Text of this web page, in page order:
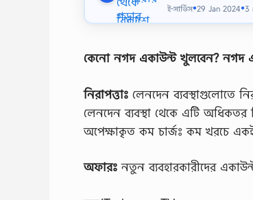
ই-সার্ভিস●29 Jan 2024●3
কেনো নগদ একাউন্ট খুলবেন?নগদ
নিরাপত্তাঃ লেনদেন ব্যবস্থাগুলোতে
লেনদেন ব্যবস্থা থেকে এটি অধিকতর
অপেক্ষাকৃত কম চার্জঃ কম খরচে
অফারঃ নতুন ব্যবহারকারীদের